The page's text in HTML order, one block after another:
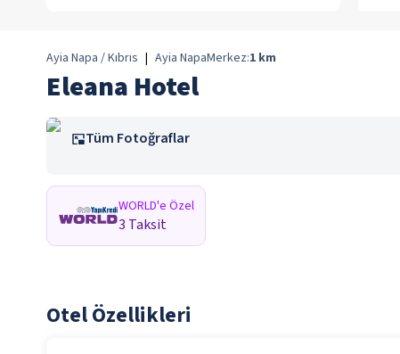
Ayia Napa / Kıbrıs | Ayia NapaMerkez:1 km
Eleana Hotel
Tüm Fotoğraflar
WORLD'e Özel
3 Taksit
Otel Özellikleri